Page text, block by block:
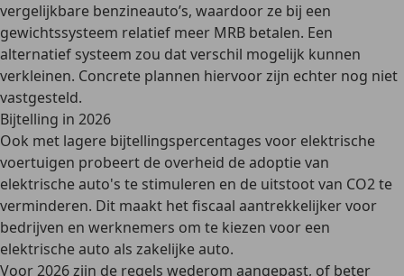
vergelijkbare benzineauto’s, waardoor ze bij een
gewichtssysteem relatief meer MRB betalen. Een
alternatief systeem zou dat verschil mogelijk kunnen
verkleinen. Concrete plannen hiervoor zijn echter nog niet
vastgesteld.
Bijtelling in 2026
Ook met lagere bijtellingspercentages voor elektrische
voertuigen probeert de overheid de adoptie van
elektrische auto's te stimuleren en de uitstoot van CO2 te
verminderen. Dit maakt het fiscaal aantrekkelijker voor
bedrijven en werknemers om te kiezen voor een
elektrische auto als zakelijke auto.
Voor 2026zijn de regels wederom aangepast, of beter